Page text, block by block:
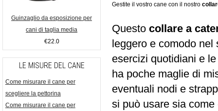
Guinzaglio da esposizione per
cani di taglia media
€22.0
LE MISURE DEL CANE
Come misurare il cane per
scegliere la pettorina
Come misurare il cane per
Gestite il vostro cane con il nostro
Questo collare a
leggero e comodo nel
esercizi quotidiani e
ha poche maglie di
eventuali nodi e
si può usare sia come